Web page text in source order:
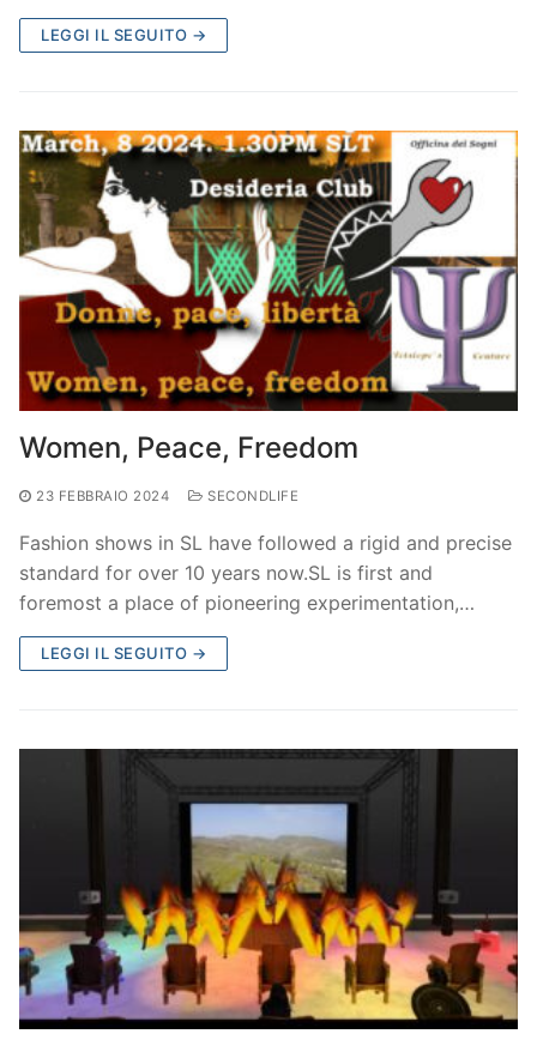
LEGGI IL SEGUITO →
Women, Peace, Freedom
23 FEBBRAIO 2024 SECONDLIFE
Fashion shows in SL have followed a rigid and precise
standard for over 10 years now.SL is first and
foremost a place of pioneering experimentation,…
LEGGI IL SEGUITO →